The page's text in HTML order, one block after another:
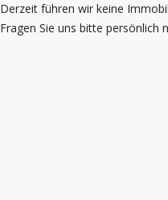
Derzeit führen wir keine
Fragen Sie uns bitte persönlich